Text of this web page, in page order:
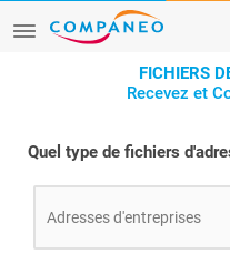
FICHIERS
Recevez et
Quel type de fichiers
Adresses d'entreprises